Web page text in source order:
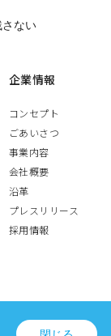
さない
企業情報
コンセプト
ごあいさつ
事業内容
会社概要
沿革
プレスリリース
採用情報